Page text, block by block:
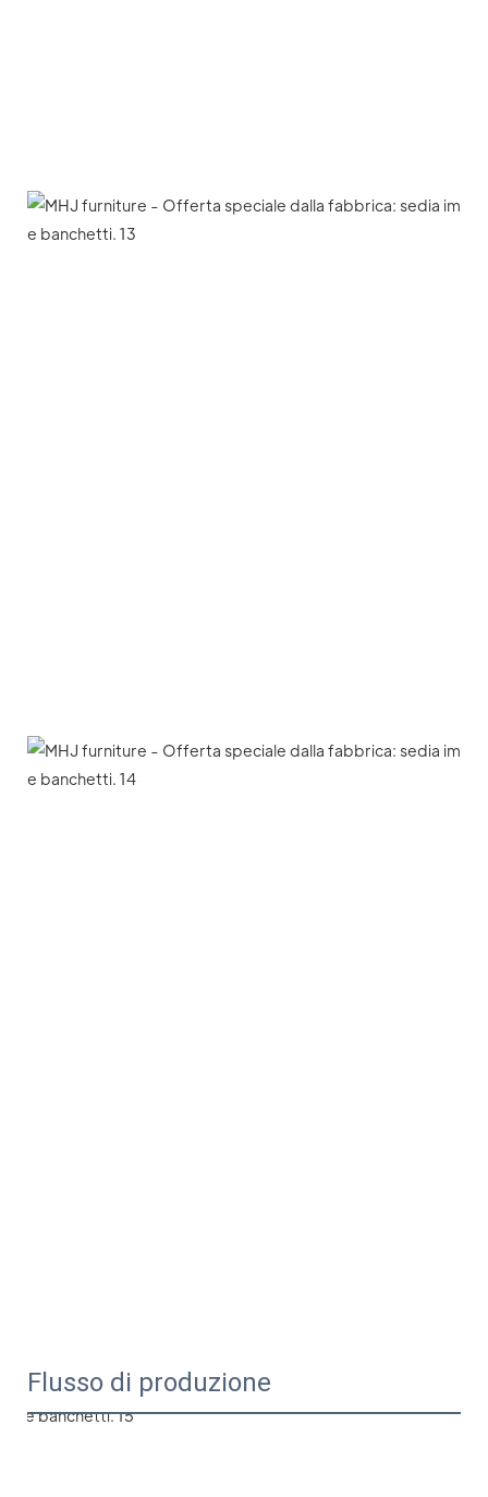
Flusso di produzione